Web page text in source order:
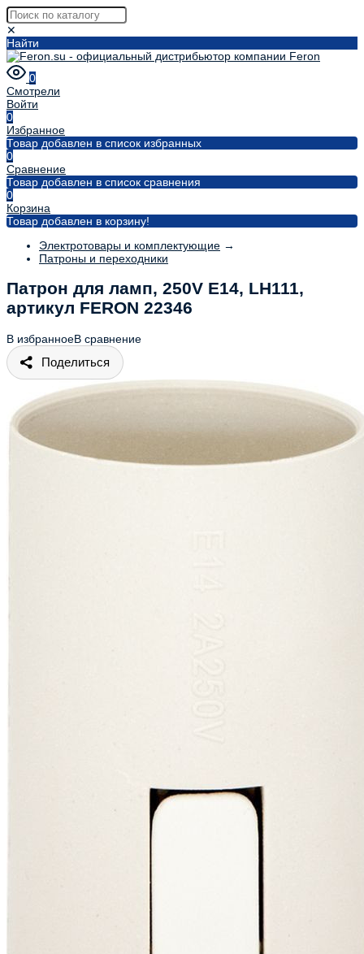
✕
Найти
0
Смотрели
Войти
0
Избранное
Товар добавлен в список избранных
0
Сравнение
Товар добавлен в список сравнения
0
Корзина
Товар добавлен в корзину!
Электротовары и комплектующие →
Патроны и переходники
Патрон для ламп, 250V E14, LH111,
артикул FERON 22346
В избранноеВ сравнение
Поделиться